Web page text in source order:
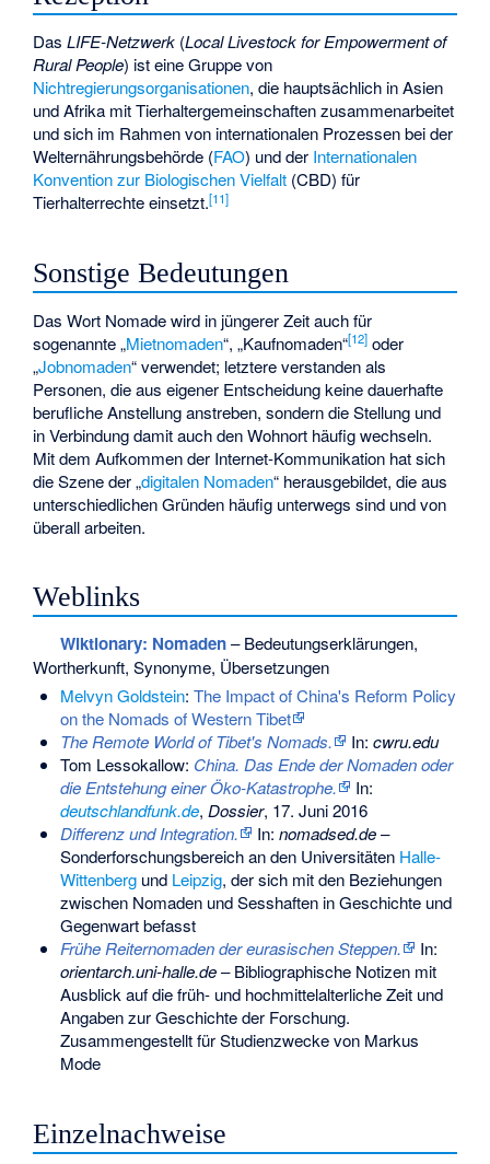
DasLIFE-Netzwerk (Local Livestock for Empowerment of
Rural People) ist eine Gruppe von
Nichtregierungsorganisationen, die hauptsächlich in Asien
und Afrika mit Tierhaltergemeinschaften zusammenarbeitet
und sich im Rahmen von internationalen Prozessen bei der
Welternährungsbehörde (FAO) und der Internationalen
Konvention zur Biologischen Vielfalt (CBD) für
Tierhalterrechte einsetzt.[11]
Sonstige Bedeutungen
Das Wort Nomade wird in jüngerer Zeit auch für
sogenannte „Mietnomaden“, „Kaufnomaden“[12] oder
„Jobnomaden“ verwendet; letztere verstanden als
Personen, die aus eigener Entscheidung keine dauerhafte
berufliche Anstellung anstreben, sondern die Stellung und
in Verbindung damit auch den Wohnort häufig wechseln.
Mit dem Aufkommen der Internet-Kommunikation hat sich
die Szene der „digitalen Nomaden“ herausgebildet, die aus
unterschiedlichen Gründen häufig unterwegs sind und von
überall arbeiten.
Weblinks
Wiktionary: Nomaden– Bedeutungserklärungen,
Wortherkunft, Synonyme, Übersetzungen
Melvyn Goldstein: The Impact of China's Reform Policy
on the Nomads of Western Tibet
The Remote World of Tibet's Nomads.
In: cwru.edu
Tom Lessokallow: China. Das Ende der Nomaden oder
die Entstehung einer Öko-Katastrophe.
In:
deutschlandfunk.de, Dossier, 17. Juni 2016
Differenz und Integration.
In: nomadsed.de–
Sonderforschungsbereich an den Universitäten Halle-
Wittenbergund Leipzig, der sich mit den Beziehungen
zwischen Nomaden und Sesshaften in Geschichte und
Gegenwart befasst
Frühe Reiternomaden der eurasischen Steppen.
In:
orientarch.uni-halle.de– Bibliographische Notizen mit
Ausblick auf die früh- und hochmittelalterliche Zeit und
Angaben zur Geschichte der Forschung.
Zusammengestellt für Studienzwecke von Markus
Mode
Einzelnachweise